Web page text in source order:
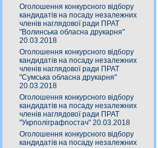
Оголошення конкурсного відбору
кандидатів на посаду незалежних
членів наглядової ради ПРАТ
"Волинська обласна друкарня"
20.03.2018
Оголошення конкурсного відбору
кандидатів на посаду незалежних
членів наглядової ради ПРАТ
"Сумська обласна друкарня"
20.03.2018
Оголошення конкурсного відбору
кандидатів на посаду незалежних
членів наглядової ради ПРАТ
"Укрполіграфпостач" 20.03.2018
Оголошення конкурсного відбору
кандидатів на посаду незалежних